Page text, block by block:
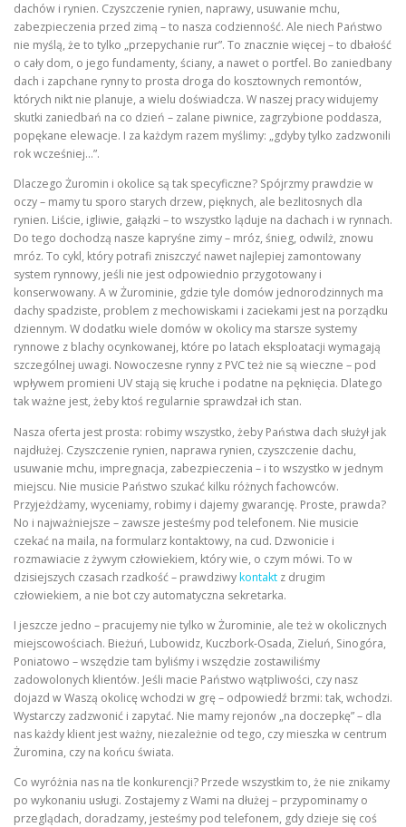
dachów i rynien. Czyszczenie rynien, naprawy, usuwanie mchu,
zabezpieczenia przed zimą – to nasza codzienność. Ale niech Państwo
nie myślą, że to tylko „przepychanie rur”. To znacznie więcej – to dbałość
o cały dom, o jego fundamenty, ściany, a nawet o portfel. Bo zaniedbany
dach i zapchane rynny to prosta droga do kosztownych remontów,
których nikt nie planuje, a wielu doświadcza. W naszej pracy widujemy
skutki zaniedbań na co dzień – zalane piwnice, zagrzybione poddasza,
popękane elewacje. I za każdym razem myślimy: „gdyby tylko zadzwonili
rok wcześniej…”.
Dlaczego Żuromin i okolice są tak specyficzne? Spójrzmy prawdzie w
oczy – mamy tu sporo starych drzew, pięknych, ale bezlitosnych dla
rynien. Liście, igliwie, gałązki – to wszystko ląduje na dachach i w rynnach.
Do tego dochodzą nasze kapryśne zimy – mróz, śnieg, odwilż, znowu
mróz. To cykl, który potrafi zniszczyć nawet najlepiej zamontowany
system rynnowy, jeśli nie jest odpowiednio przygotowany i
konserwowany. A w Żurominie, gdzie tyle domów jednorodzinnych ma
dachy spadziste, problem z mechowiskami i zaciekami jest na porządku
dziennym. W dodatku wiele domów w okolicy ma starsze systemy
rynnowe z blachy ocynkowanej, które po latach eksploatacji wymagają
szczególnej uwagi. Nowoczesne rynny z PVC też nie są wieczne – pod
wpływem promieni UV stają się kruche i podatne na pęknięcia. Dlatego
tak ważne jest, żeby ktoś regularnie sprawdzał ich stan.
Nasza oferta jest prosta: robimy wszystko, żeby Państwa dach służył jak
najdłużej. Czyszczenie rynien, naprawa rynien, czyszczenie dachu,
usuwanie mchu, impregnacja, zabezpieczenia – i to wszystko w jednym
miejscu. Nie musicie Państwo szukać kilku różnych fachowców.
Przyjeżdżamy, wyceniamy, robimy i dajemy gwarancję. Proste, prawda?
No i najważniejsze – zawsze jesteśmy pod telefonem. Nie musicie
czekać na maila, na formularz kontaktowy, na cud. Dzwonicie i
rozmawiacie z żywym człowiekiem, który wie, o czym mówi. To w
dzisiejszych czasach rzadkość – prawdziwykontakt z drugim
człowiekiem, a nie bot czy automatyczna sekretarka.
I jeszcze jedno – pracujemy nie tylko w Żurominie, ale też w okolicznych
miejscowościach. Bieżuń, Lubowidz, Kuczbork-Osada, Zieluń, Sinogóra,
Poniatowo – wszędzie tam byliśmy i wszędzie zostawiliśmy
zadowolonych klientów. Jeśli macie Państwo wątpliwości, czy nasz
dojazd w Waszą okolicę wchodzi w grę – odpowiedź brzmi: tak, wchodzi.
Wystarczy zadzwonić i zapytać. Nie mamy rejonów „na doczepkę” – dla
nas każdy klient jest ważny, niezależnie od tego, czy mieszka w centrum
Żuromina, czy na końcu świata.
Co wyróżnia nas na tle konkurencji? Przede wszystkim to, że nie znikamy
po wykonaniu usługi. Zostajemy z Wami na dłużej – przypominamy o
przeglądach, doradzamy, jesteśmy pod telefonem, gdy dzieje się coś